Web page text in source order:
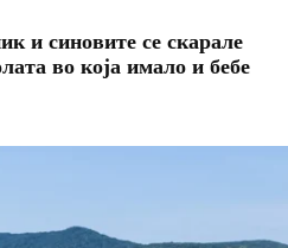
и синовите се скарале
во која имало и бебе